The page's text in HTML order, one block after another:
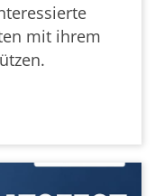
mit ihrem